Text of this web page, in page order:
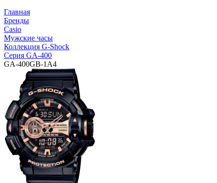
Главная
Бренды
Casio
Мужские часы
Коллекция G-Shock
Серия GA-400
GA-400GB-1A4